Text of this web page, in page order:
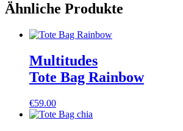
Ähnliche Produkte
Multitudes
Tote Bag Rainbow
€59.00